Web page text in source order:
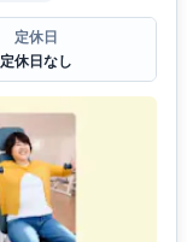
定休日
定休日なし